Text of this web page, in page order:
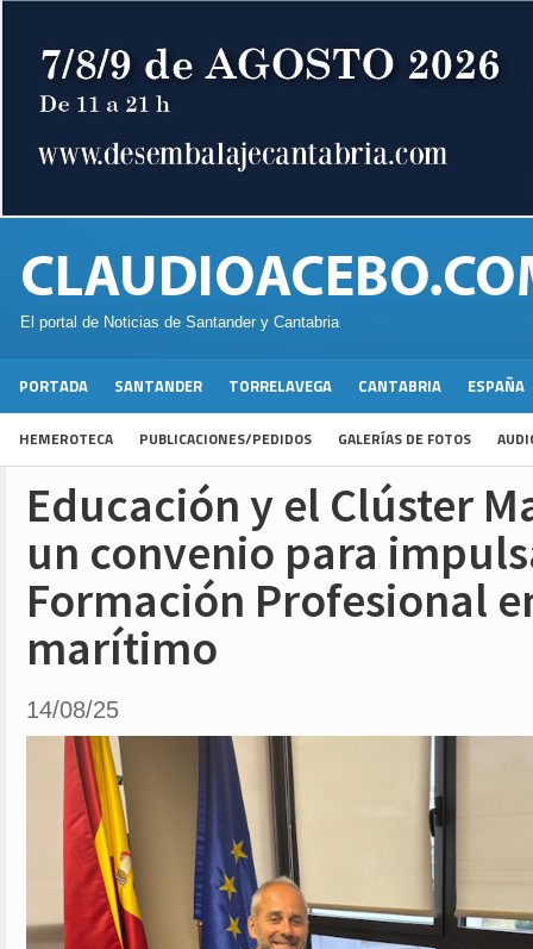
El portal de Noticias de Santander y Cantabria
PORTADA SANTANDER TORRELAVEGA CANTABRIA ESPAÑA
HEMEROTECA PUBLICACIONES/PEDIDOS GALERÍAS DE FOTOS
Educación y el Clúster
un convenio para
Formación Profesional
marítimo
14/08/25